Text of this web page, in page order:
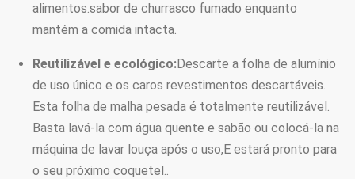
alimentos.sabor de churrasco fumado enquanto
mantém a comida intacta.
Reutilizável e ecológico:Descarte a folha de alumínio
de uso único e os caros revestimentos descartáveis.
Esta folha de malha pesada é totalmente reutilizável.
Basta lavá-la com água quente e sabão ou colocá-la na
máquina de lavar louça após o uso,E estará pronto para
o seu próximo coquetel..